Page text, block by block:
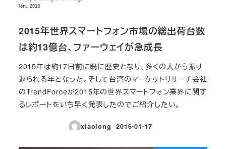
2015年世界スマートフォン市場の総出荷台数
は約13億台、ファーウェイが急成長
2015年は約17日前に既に歴史となり、多くの人から振り
返られる年となった。そして台湾のマーケットリサーチ会社
のTrendForceが2015年の世界スマートフォン業界に関す
るレポートをいち早く発表したのでご紹介したい。
xiaolong
投稿日
2016-01-17